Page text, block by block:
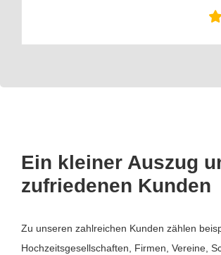
Ein kleiner Auszug
zufriedenen Kunden
Zu unseren zahlreichen Kunden zählen
Hochzeitsgesellschaften, Firmen, Vereine,